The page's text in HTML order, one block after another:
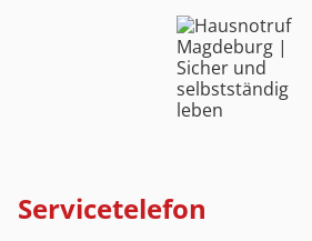
Servicetelefon